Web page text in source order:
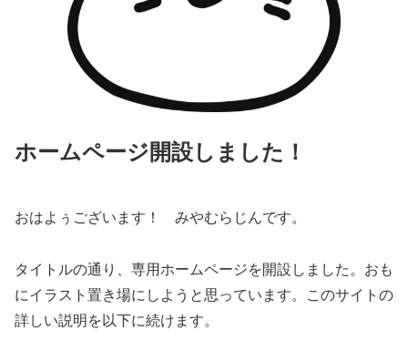
ホームページ開設しました！
おはよぅございます！ みやむらじんです。
タイトルの通り、専用ホームページを開設しました。おも
にイラスト置き場にしようと思っています。このサイトの
詳しい説明を以下に続けます。